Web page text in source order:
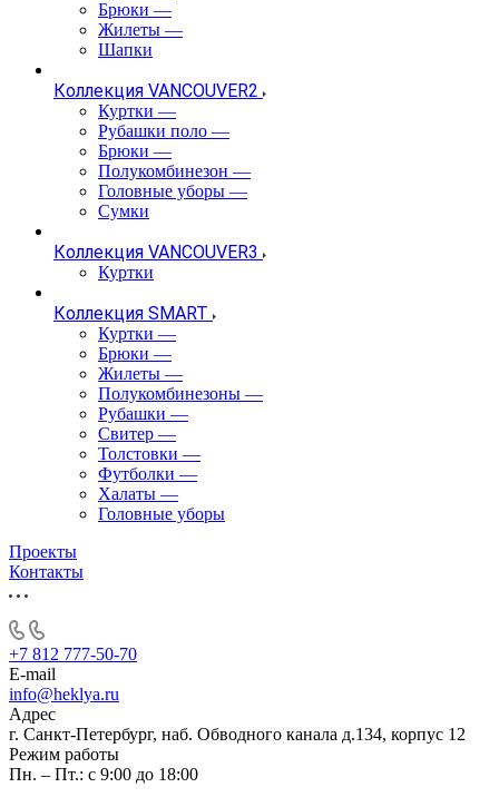
Брюки —
Жилеты —
Шапки
Коллекция VANCOUVER2
Куртки —
Рубашки поло —
Брюки —
Полукомбинезон —
Головные уборы —
Сумки
Коллекция VANCOUVER3
Куртки
Коллекция SMART
Куртки —
Брюки —
Жилеты —
Полукомбинезоны —
Рубашки —
Свитер —
Толстовки —
Футболки —
Халаты —
Головные уборы
Проекты
Контакты
+7 812 777-50-70
E-mail
info@heklya.ru
Адрес
г. Санкт-Петербург, наб. Обводного канала д.134, корпус 12
Режим работы
Пн. – Пт.: с 9:00 до 18:00